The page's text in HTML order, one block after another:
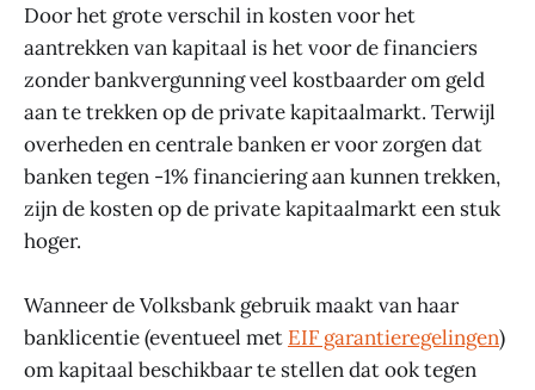
Door het grote verschil in kosten voor het
aantrekken van kapitaal is het voor de financiers
zonder bankvergunning veel kostbaarder om geld
aan te trekken op de private kapitaalmarkt. Terwijl
overheden en centrale banken er voor zorgen dat
banken tegen -1% financiering aan kunnen trekken,
zijn de kosten op de private kapitaalmarkt een stuk
hoger.
Wanneer de Volksbank gebruik maakt van haar
banklicentie (eventueel met EIF garantieregelingen)
om kapitaal beschikbaar te stellen dat ook tegen